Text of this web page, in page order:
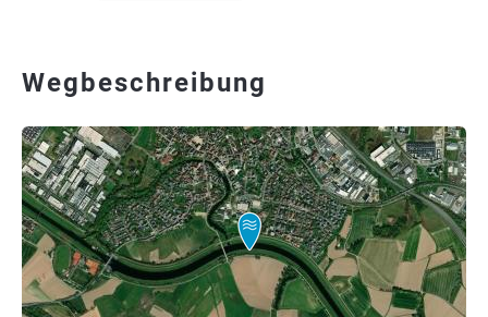
Wegbeschreibung